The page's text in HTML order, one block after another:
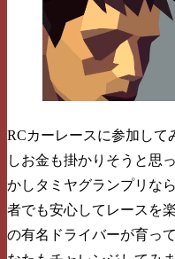
RCカーレースに参加して
しお金も掛かりそうと思
かしタミヤグランプリな
者でも安心してレースを
の有名ドライバーが育っ